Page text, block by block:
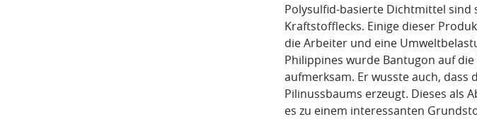
Polysulfid-basierte Dichtmittel sind
Kraftstofflecks. Einige dieser
die Arbeiter und eine
Philippines wurde Bantugon auf
aufmerksam. Er wusste auch,
Pilinussbaums erzeugt. Dieses als
es zu einem interessanten